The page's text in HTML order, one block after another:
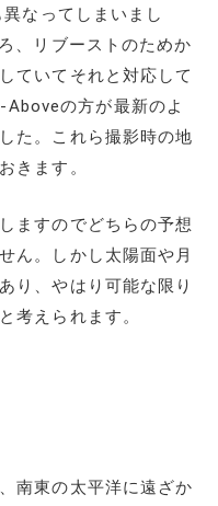
なってしまいまし
、リブーストのためか
ていてそれと対応して
の方が最新のよ
た。これら撮影時の地
きます。
ますのでどちらの予想
ん。しかし太陽面や月
り、やはり可能な限り
考えられます。
南東の太平洋に遠ざか